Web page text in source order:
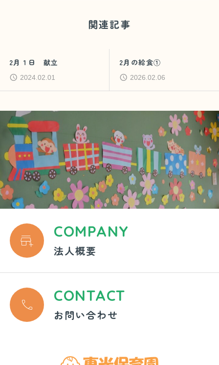
関連記事
2月１日 献立
2024.02.01
2月の給食①
2026.02.06
 COMPANY
法人概要
 CONTACT
お問い合わせ